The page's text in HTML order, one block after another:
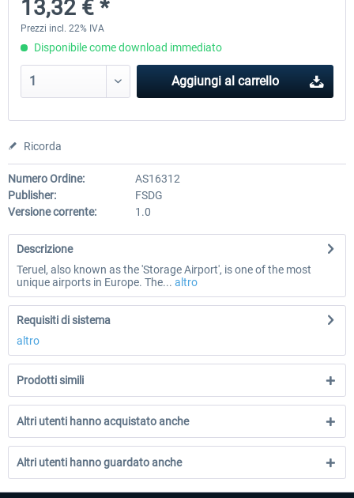
12,20 € *
13,32 € *
Prezzi incl. 22% IVA
Disponibile come download immediato
Aggiungi al carrello
Ricorda
Numero Ordine:
AS16312
Publisher:
FSDG
Versione corrente:
1.0
Descrizione
Teruel, also known as the 'Storage Airport', is one of the most
unique airports in Europe. The... altro
Requisiti di sistema
altro
Prodotti simili
Altri utenti hanno acquistato anche
Altri utenti hanno guardato anche